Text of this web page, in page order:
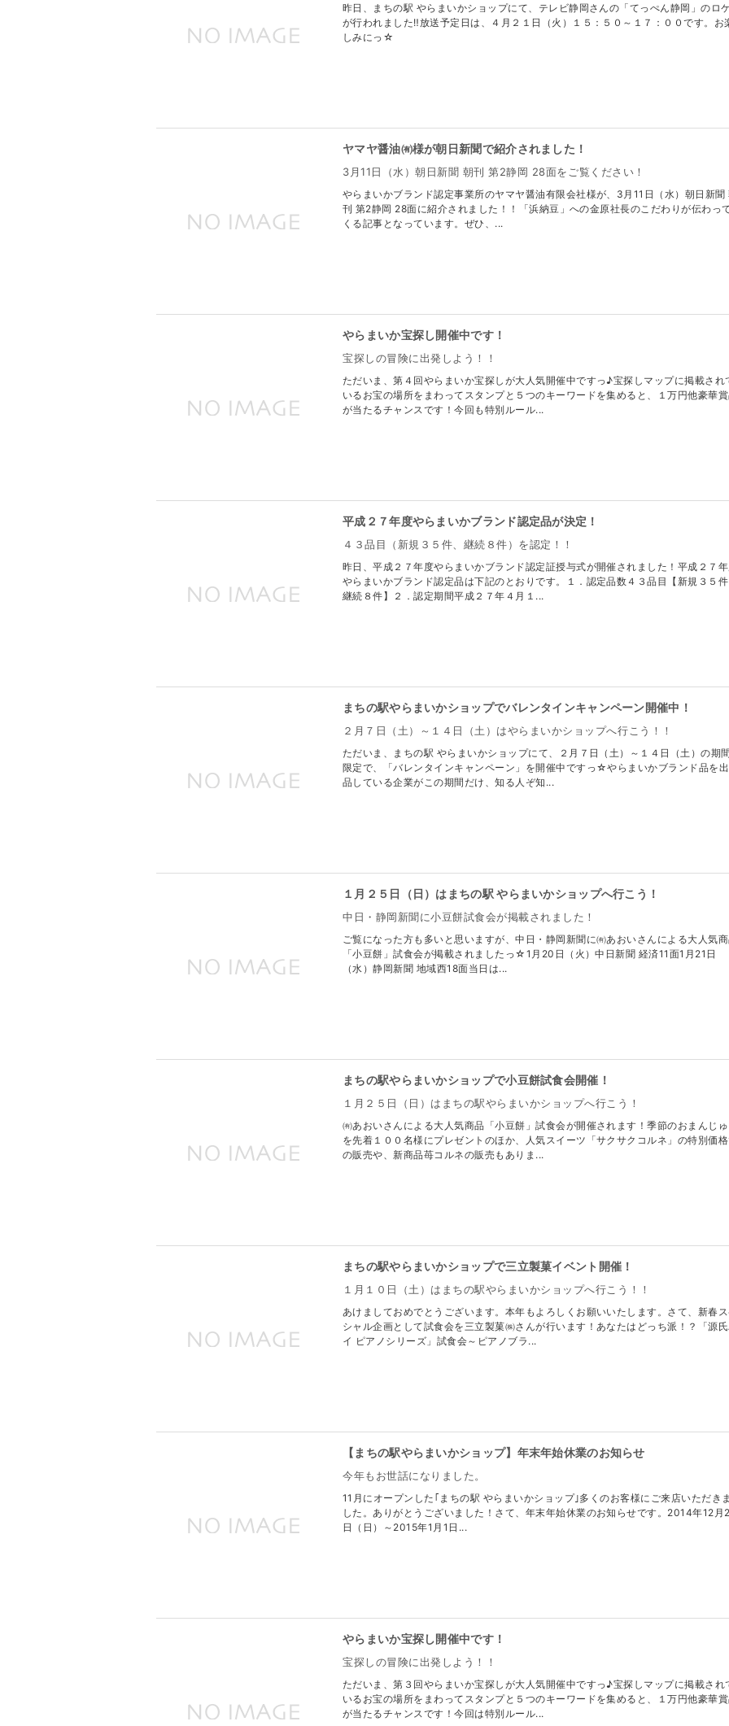
昨日、まちの駅 やらまいかショップにて、テレビ静岡さんの「てっぺん静岡」のロケ
が行われました‼放送予定日は、４月２１日（火）１５：５０～１７：００です。お
しみにっ☆
ヤマヤ醤油㈲様が朝日新聞で紹介されました！
3月11日（水）朝日新聞 朝刊 第2静岡 28面をご覧ください！
やらまいかブランド認定事業所のヤマヤ醤油有限会社様が、3月11日（水）朝日新聞
刊 第2静岡 28面に紹介されました！！「浜納豆」への金原社長のこだわりが伝わっ
くる記事となっています。ぜひ、...
やらまいか宝探し開催中です！
宝探しの冒険に出発しよう！！
ただいま、第４回やらまいか宝探しが大人気開催中ですっ♪宝探しマップに掲載され
いるお宝の場所をまわってスタンプと５つのキーワードを集めると、１万円他豪華賞
が当たるチャンスです！今回も特別ルール...
平成２７年度やらまいかブランド認定品が決定！
４３品目（新規３５件、継続８件）を認定！！
昨日、平成２７年度やらまいかブランド認定証授与式が開催されました！平成２７
やらまいかブランド認定品は下記のとおりです。１．認定品数４３品目【新規３５件
継続８件】２．認定期間平成２７年４月１...
まちの駅やらまいかショップでバレンタインキャンペーン開催中！
２月７日（土）～１４日（土）はやらまいかショップへ行こう！！
ただいま、まちの駅 やらまいかショップにて、２月７日（土）～１４日（土）の期間
限定で、「バレンタインキャンペーン」を開催中ですっ☆やらまいかブランド品を出
品している企業がこの期間だけ、知る人ぞ知...
１月２５日（日）はまちの駅 やらまいかショップへ行こう！
中日・静岡新聞に小豆餅試食会が掲載されました！
ご覧になった方も多いと思いますが、中日・静岡新聞に㈲あおいさんによる大人気商
「小豆餅」試食会が掲載されましたっ☆1月20日（火）中日新聞 経済11面1月21日
（水）静岡新聞 地域西18面当日は...
まちの駅やらまいかショップで小豆餅試食会開催！
１月２５日（日）はまちの駅やらまいかショップへ行こう！
㈲あおいさんによる大人気商品「小豆餅」試食会が開催されます！季節のおまんじゅ
を先着１００名様にプレゼントのほか、人気スイーツ「サクサクコルネ」の特別価
の販売や、新商品苺コルネの販売もありま...
まちの駅やらまいかショップで三立製菓イベント開催！
１月１０日（土）はまちの駅やらまいかショップへ行こう！！
あけましておめでとうございます。本年もよろしくお願いいたします。さて、新春
シャル企画として試食会を三立製菓㈱さんが行います！あなたはどっち派！？「源
イ ピアノシリーズ」試食会～ピアノブラ...
【まちの駅やらまいかショップ】年末年始休業のお知らせ
今年もお世話になりました。
11月にオープンした｢まちの駅 やらまいかショップ｣多くのお客様にご来店いただきま
した。ありがとうございました！さて、年末年始休業のお知らせです。2014年12月
日（日）～2015年1月1日...
やらまいか宝探し開催中です！
宝探しの冒険に出発しよう！！
ただいま、第３回やらまいか宝探しが大人気開催中ですっ♪宝探しマップに掲載され
いるお宝の場所をまわってスタンプと５つのキーワードを集めると、１万円他豪華賞
が当たるチャンスです！今回は特別ルール...